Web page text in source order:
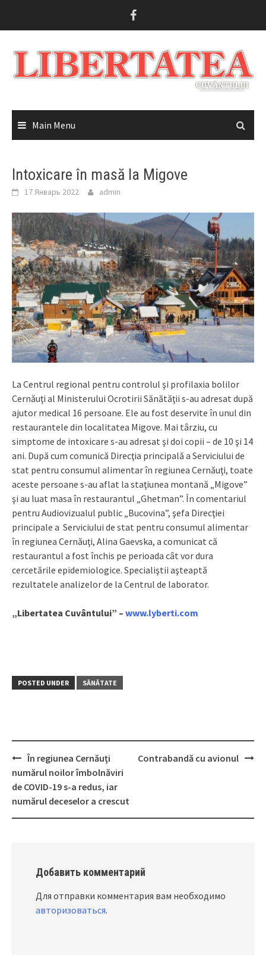
Main Menu
Intoxicare în masă la Migove
17 Январь 2022 admin
La Centrul regional pentru controlul şi profilaxia bolilor
Cernăuţi al Ministerului Ocrotirii Sănătăţii s-au adresat după
ajutor medical 16 persoane. Ele au fost deservite în unul din
restaurantele din localitatea Migove. Mai târziu, cu
simptome de intoxicare s-au adresat şi doi copii – de 10 şi 14
ani. După cum comunică Direcţia principală a Serviciului de
stat pentru consumul alimentar în regiunea Cernăuţi, toate
aceste persoane s-au aflat la staţiunea montană „Migove”
şi au luat masa în restaurantul „Ghetman”. În comentariul
pentru Audiovizualul public „Bucovina”, şefa Direcţiei
principale a Serviciului de stat pentru consumul alimentar
în regiunea Cernăuţi, Alina Gaevska, a comunicat că
restaurantul a fost închis pe perioada cât vor dura
cercetările epidemiologice. Specialiştii aşteaptă
rezultatele analizelor de la Centrul de laborator.
„Libertatea Cuvântului” – www.lyberti.com
POSTED UNDER SĂNĂTATE
Post
navigation
În regiunea Cernăuţi
numărul noilor îmbolnăviri
de COVID-19 s-a redus, iar
numărul deceselor a crescut
Contrabandă cu avionul
Добавить комментарий
Для отправки комментария вам необходимо
авторизоваться.